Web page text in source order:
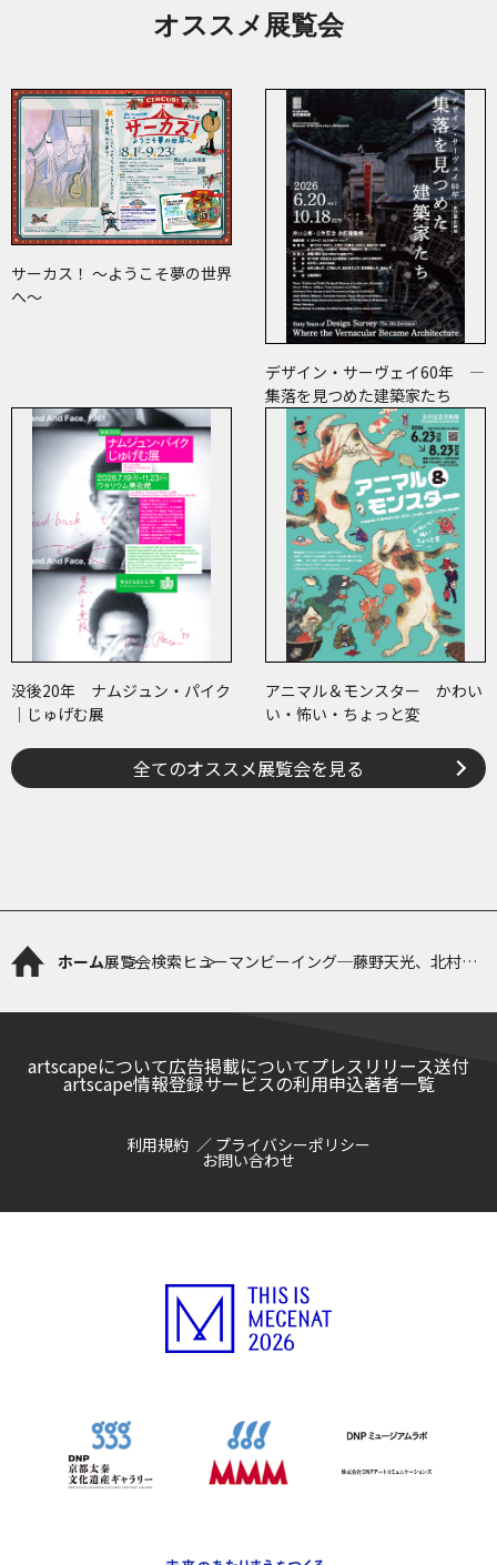
オススメ展覧会
サーカス！ ～ようこそ夢の世界
へ～
デザイン・サーヴェイ60年 ―
集落を見つめた建築家たち
没後20年 ナムジュン・パイク
｜じゅげむ展
アニマル＆モンスター かわい
い・怖い・ちょっと変
全てのオススメ展覧会を見る
ホーム展覧会検索 ヒューマンビーイング─藤野天光、北村西
artscapeについて広告掲載についてプレスリリース送付
artscape情報登録サービスの利用申込著者一覧
利用規約 プライバシーポリシー
お問い合わせ